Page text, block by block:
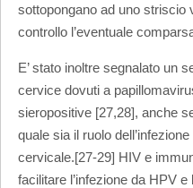
sottopongano ad uno striscio
controllo l’eventuale
E’ stato inoltre segnalato un
cervice dovuti a
sieropositive [27,28], anche
quale sia il ruolo
cervicale.[27-29] HIV e
facilitare l’infezione da HPV